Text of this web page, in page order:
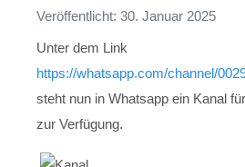
Veröffentlicht: 30. Januar 2025
Unter dem Link
https://whatsapp.com/channel/
steht nun in Whatsapp ein Kanal
zur Verfügung.